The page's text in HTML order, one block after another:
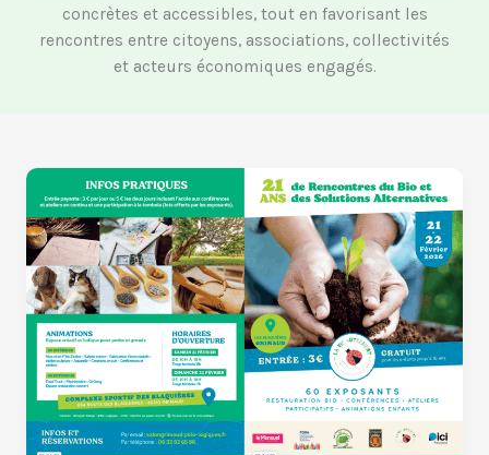
concrètes et accessibles, tout en favorisant les
rencontres entre citoyens, associations, collectivités
et acteurs économiques engagés.